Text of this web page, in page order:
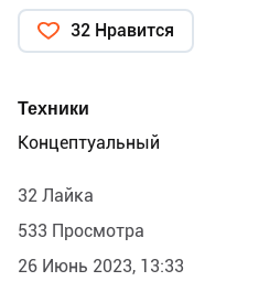
Также Жива почиталась, как
природы,обильного
32 Нравится
Техники
Концептуальный
32 Лайка
533 Просмотра
26 Июнь 2023, 13:33